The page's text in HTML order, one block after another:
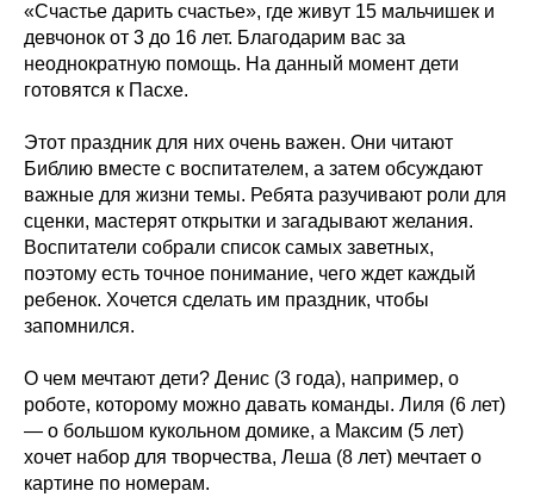
«Счастье дарить счастье», где живут 15 мальчишек и
девчонок от 3 до 16 лет. Благодарим вас за
неоднократную помощь. На данный момент дети
готовятся к Пасхе.
Этот праздник для них очень важен. Они читают
Библию вместе с воспитателем, а затем обсуждают
важные для жизни темы. Ребята разучивают роли для
сценки, мастерят открытки и загадывают желания.
Воспитатели собрали список самых заветных,
поэтому есть точное понимание, чего ждет каждый
ребенок. Хочется сделать им праздник, чтобы
запомнился.
О чем мечтают дети? Денис (3 года), например, о
роботе, которому можно давать команды. Лиля (6 лет)
— о большом кукольном домике, а Максим (5 лет)
хочет набор для творчества, Леша (8 лет) мечтает о
картине по номерам.